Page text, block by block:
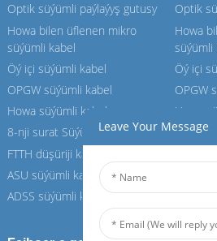
Optik süýümli paýlaýyş gutusy
Howa bilen üflenen mikro
süýümli kabel
Öý içi süýümli kabel
OPGW süýümli kabel
Howa süýümli kabel
8-nji surat Süýümli kabel
FTTH düşüriji kabel
ASU süýümli kabel
ADSS süýümli kabel
Optik
Howa
süýümli
Öý içi
OPGW
Howa
8-nji
ADSS
Leave Your Message